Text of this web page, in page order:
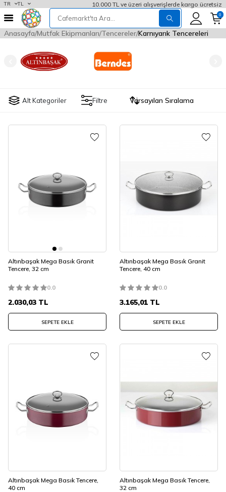
TR TL 10.000 TL ve üzeri alışverişlerde kargo ücretsiz
0
Anasayfa Mutfak Ekipmanları Tencereler Karnıyarık Tencereleri
Alt Kategoriler Filtre
Altınbaşak Mega Basık Granit
Tencere, 32 cm
0.0
2.030,03 TL
SEPETE EKLE
Altınbaşak Mega Basık Granit
Tencere, 40 cm
0.0
3.165,01 TL
SEPETE EKLE
Altınbaşak Mega Basık Tencere,
40 cm
Altınbaşak Mega Basık Tencere,
32 cm